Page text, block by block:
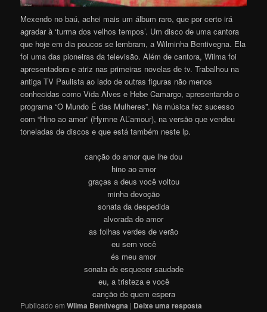
Mexendo no baú, achei mais um álbum raro, que por certo irá
agradar à ‘turma dos velhos tempos’. Um disco de uma cantora
que hoje em dia poucos se lembram, a Wilminha Bentivegna. Ela
foi uma das pioneiras da televisão. Além de cantora, Wilma foi
apresentadora e atriz nas primeiras novelas de tv. Trabalhou na
antiga TV Paulista ao lado de outras figuras não menos
conhecidas como Vida Alves e Hebe Camargo, apresentando o
programa “O Mundo É das Mulheres”. Na música fez sucesso
com “Hino ao amor” (Hymne AL’amour), na versão que vendeu
toneladas de discos e que está também neste lp.
canção do amor que lhe dou
hino ao amor
graças a deus você voltou
minha devoção
sonata da despedida
alvorada do amor
as folhas verdes de verão
eu sem você
és meu amor
sonata de esquecer saudade
eu, a tristeza e você
canção de quem espera
Publicado em Wilma Bentivegna | Deixe uma resposta